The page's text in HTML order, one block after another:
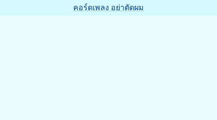
คอร์ดเพลง อย่าตัดผม